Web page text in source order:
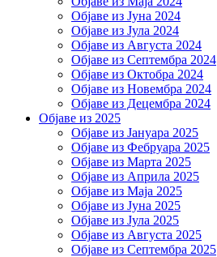
Објаве из Јуна 2024
Објаве из Јула 2024
Објаве из Августа 2024
Објаве из Септембра 2024
Објаве из Октобра 2024
Објаве из Новембра 2024
Објаве из Децембра 2024
Објаве из 2025
Објаве из Јануара 2025
Објаве из Фебруара 2025
Објаве из Марта 2025
Објаве из Априла 2025
Објаве из Маја 2025
Објаве из Јуна 2025
Објаве из Јула 2025
Објаве из Августа 2025
Објаве из Септембра 2025